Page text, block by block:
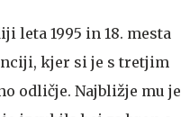
leta 1995 in 18. mesta
kjer si je s tretjim
odličje. Najbližje mu je